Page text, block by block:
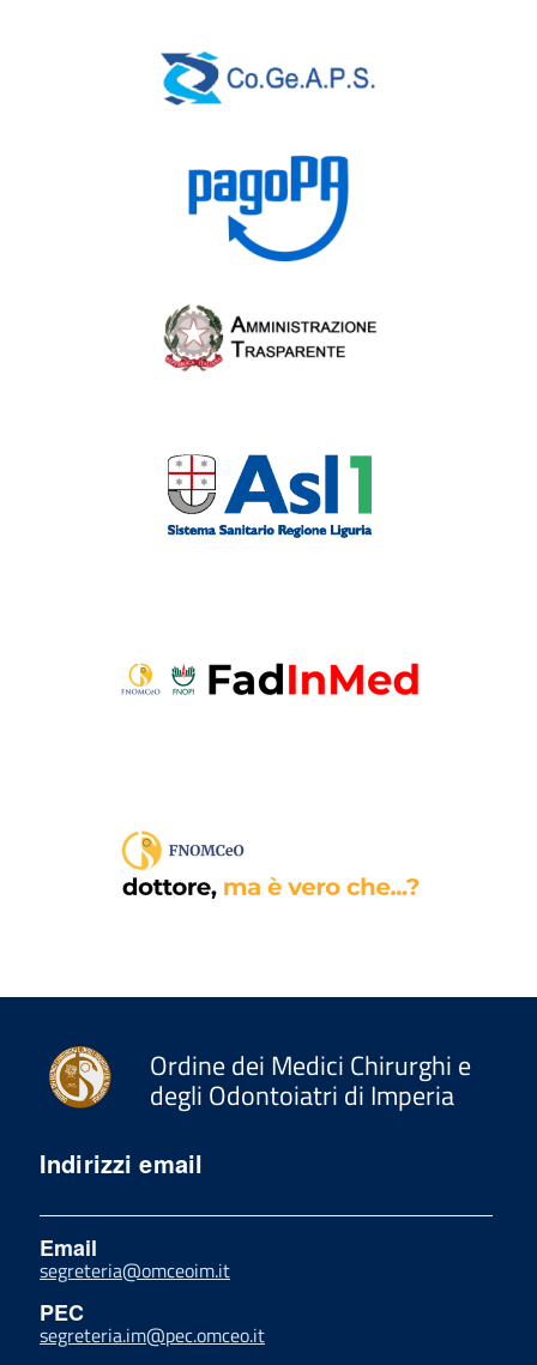
Ordine dei Medici Chirurghi e
degli Odontoiatri di Imperia
Indirizzi email
Email
segreteria@omceoim.it
PEC
segreteria.im@pec.omceo.it